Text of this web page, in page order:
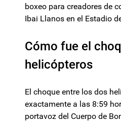
boxeo para creadores de
Ibai Llanos en el Estadio
Cómo fue el
helicópteros
El choque entre los dos
exactamente a las 8:59
portavoz del Cuerpo de